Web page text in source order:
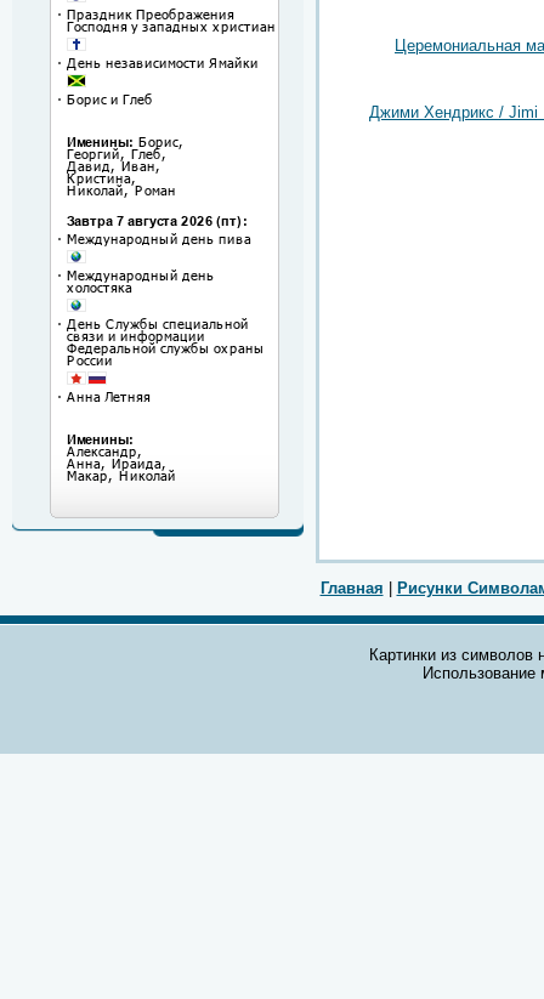
Церемониальная
Джими Хендрикс / Jimi
Главная Рисунки
Картинки из символов
Использование